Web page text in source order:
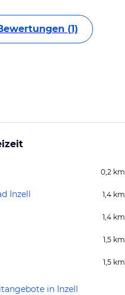
(1)
0,2 km
Inzell 1,4 km
1,4 km
1,5 km
1,5 km
in Inzell